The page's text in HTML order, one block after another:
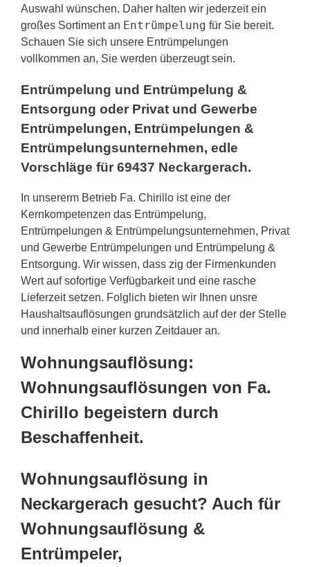
Auswahl wünschen. Daher halten wir jederzeit ein
großes Sortiment an Entrümpelung für Sie bereit.
Schauen Sie sich unsere Entrümpelungen
vollkommen an, Sie werden überzeugt sein.
Entrümpelung und Entrümpelung &
Entsorgung oder Privat und Gewerbe
Entrümpelungen, Entrümpelungen &
Entrümpelungsunternehmen, edle
Vorschläge für 69437 Neckargerach.
In unsererm Betrieb Fa. Chirillo ist eine der
Kernkompetenzen das Entrümpelung,
Entrümpelungen & Entrümpelungsunternehmen, Privat
und Gewerbe Entrümpelungen und Entrümpelung &
Entsorgung. Wir wissen, dass zig der Firmenkunden
Wert auf sofortige Verfügbarkeit und eine rasche
Lieferzeit setzen. Folglich bieten wir Ihnen unsre
Haushaltsauflösungen grundsätzlich auf der der Stelle
und innerhalb einer kurzen Zeitdauer an.
Wohnungsauflösung:
Wohnungsauflösungen von Fa.
Chirillo begeistern durch
Beschaffenheit.
Wohnungsauflösung in
Neckargerach gesucht? Auch für
Wohnungsauflösung &
Entrümpeler,